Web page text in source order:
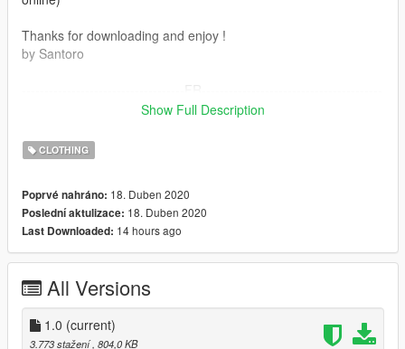
Thanks for downloading and enjoy !
by Santoro
Sac PNL pour MpMale & MpFemale
Toute les instruction sont dans le ReadMe
Model Originale de Rockstar , ceci est juste une Texture (Non
par Santoro
Show Full Description
CLOTHING
Poprvé nahráno: 18. Duben 2020
Poslední aktulizace: 18. Duben 2020
Last Downloaded: 14 hours ago
All Versions
1.0 (current)
3.773 stažení , 804,0 KB